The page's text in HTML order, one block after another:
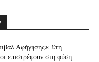
Αφήγησης»: Στη
επιστρέφουν στη φύση